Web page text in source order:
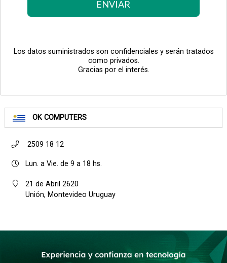
OK COMPUTERS
2509 18 12
Lun. a Vie. de 9 a 18 hs.
21 de Abril 2620
Unión, Montevideo Uruguay
ENVIAR
Los datos suministrados son confidenciales y serán tratados
como privados.
Gracias por el interés.